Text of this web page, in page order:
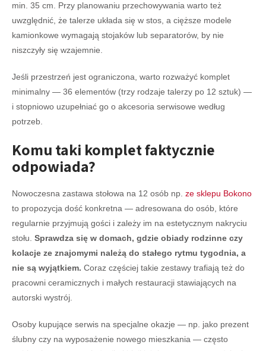
min. 35 cm. Przy planowaniu przechowywania warto też
uwzględnić, że talerze układa się w stos, a cięższe modele
kamionkowe wymagają stojaków lub separatorów, by nie
niszczyły się wzajemnie.
Jeśli przestrzeń jest ograniczona, warto rozważyć komplet
minimalny — 36 elementów (trzy rodzaje talerzy po 12 sztuk) —
i stopniowo uzupełniać go o akcesoria serwisowe według
potrzeb.
Komu taki komplet faktycznie
odpowiada?
Nowoczesna zastawa stołowa na 12 osób np. ze sklepu Bokono
to propozycja dość konkretna — adresowana do osób, które
regularnie przyjmują gości i zależy im na estetycznym nakryciu
stołu. Sprawdza się w domach, gdzie obiady rodzinne czy
kolacje ze znajomymi należą do stałego rytmu tygodnia, a
nie są wyjątkiem. Coraz częściej takie zestawy trafiają też do
pracowni ceramicznych i małych restauracji stawiających na
autorski wystrój.
Osoby kupujące serwis na specjalne okazje — np. jako prezent
ślubny czy na wyposażenie nowego mieszkania — często